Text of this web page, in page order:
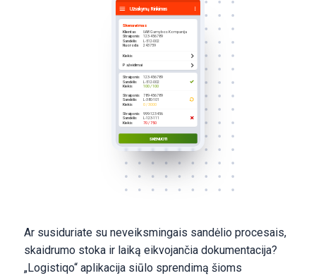
Kiekis
Pažeidimai
Skenavimas
Klientas
Straipsnis
Sandėlis
Nuoroda
UAB Gamybos Kompanija
123-456789
L-512-002
243759
Straipsnis
Sandėlis
Kiekis
123-456789
L-512-002
100 / 100
Straipsnis
Sandėlis
Kiekis
789-456789
L-380-101
0 / 3000
Straipsnis
Sandėlis
Kiekis
999-123456
L-123-111
70 / 750
SKENUOTI
Užsakymų Rinkimas
Ar susiduriate su neveiksmingais sandėlio procesais,
skaidrumo stoka ir laiką eikvojančia dokumentacija?
„Logistiqo“ aplikacija siūlo sprendimą šioms